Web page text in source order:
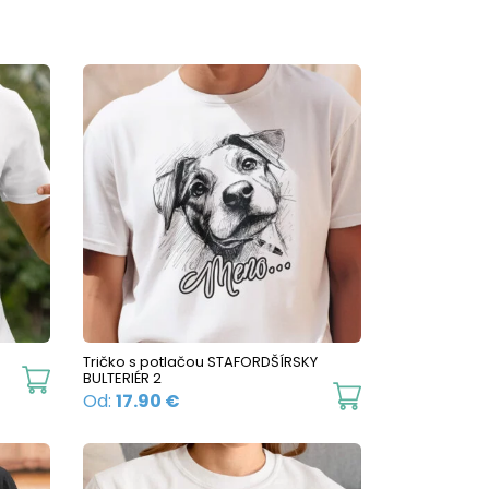
The
options
may
chosen
product
page
This
product
multiple
Tričko s potlačou STAFORDŠÍRSKY
BULTERIÉR 2
Od: 17.90 €
This
has